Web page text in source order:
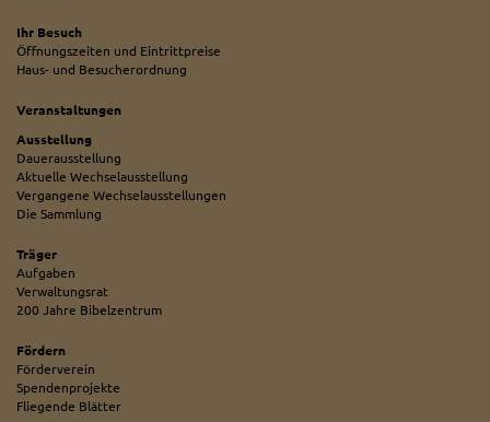
Ihr Besuch
Öffnungszeiten und Eintrittpreise
Haus- und Besucherordnung
Veranstaltungen
Ausstellung
Dauerausstellung
Aktuelle Wechselausstellung
Vergangene Wechselausstellungen
Die Sammlung
Träger
Aufgaben
Verwaltungsrat
200 Jahre Bibelzentrum
Fördern
Förderverein
Spendenprojekte
Fliegende Blätter